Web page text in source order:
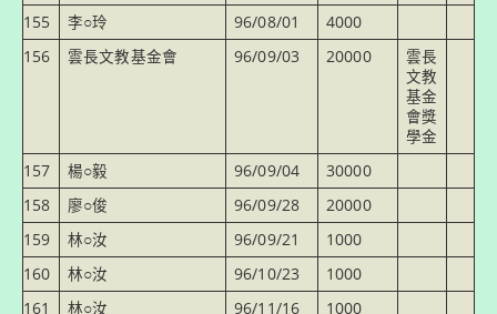
155
李○玲 96/08/01
4000
156
雲長文教基金會 96/09/03 20000
雲長
文教
基金
會獎
學金
157
楊○毅 96/09/04
30000
158
廖○俊 96/09/28
20000
159
林○汝 96/09/21
1000
160
林○汝 96/10/23
1000
161
林○汝 96/11/16
1000